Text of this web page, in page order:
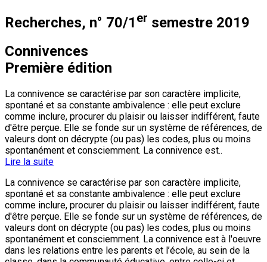
Recherches, n° 70/1 er semestre 2019
Connivences
Première édition
La connivence se caractérise par son caractère implicite,
spontané et sa constante ambivalence : elle peut exclure
comme inclure, procurer du plaisir ou laisser indifférent, faute
d'être perçue. Elle se fonde sur un système de références, de
valeurs dont on décrypte (ou pas) les codes, plus ou moins
spontanément et consciemment. La connivence est..
Lire la suite
La connivence se caractérise par son caractère implicite,
spontané et sa constante ambivalence : elle peut exclure
comme inclure, procurer du plaisir ou laisser indifférent, faute
d'être perçue. Elle se fonde sur un système de références, de
valeurs dont on décrypte (ou pas) les codes, plus ou moins
spontanément et consciemment. La connivence est à l'oeuvre
dans les relations entre les parents et l’école, au sein de la